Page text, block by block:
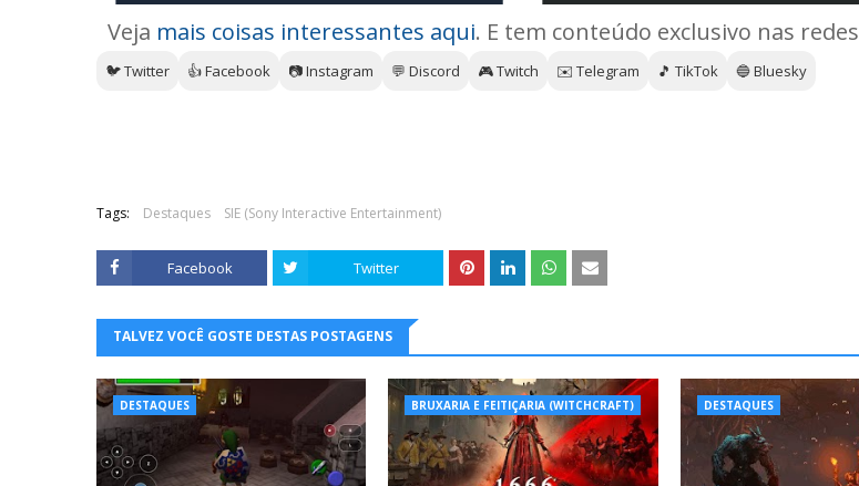
Veja mais coisas interessantes aqui. E tem conteúdo exclusivo nas
🐦 Twitter 👍 Facebook 📷 Instagram 💬 Discord 🎮 Twitch ✉️ Telegram 🎵 TikTok 🔵 Bluesky
Tags: Destaques SIE (Sony Interactive Entertainment)
Facebook Twitter
TALVEZ VOCÊ GOSTE DESTAS POSTAGENS
DESTAQUES BRUXARIA E FEITIÇARIA (WITCHCRAFT) DESTAQUES